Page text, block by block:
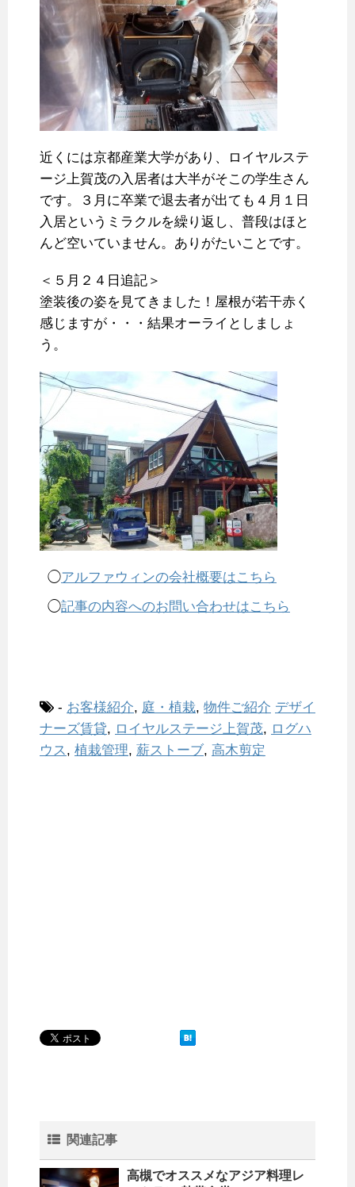
近くには京都産業大学があり、ロイヤルステ
ージ上賀茂の入居者は大半がそこの学生さん
です。３月に卒業で退去者が出ても４月１日
入居というミラクルを繰り返し、普段はほと
んど空いていません。ありがたいことです。
＜５月２４日追記＞
塗装後の姿を見てきました！屋根が若干赤く
感じますが・・・結果オーライとしましょ
う。
◯アルファウィンの会社概要はこちら
◯記事の内容へのお問い合わせはこちら
- お客様紹介, 庭・植栽, 物件ご紹介 デザイ
ナーズ賃貸, ロイヤルステージ上賀茂, ログハ
ウス, 植栽管理, 薪ストーブ, 高木剪定
関連記事
高槻でオススメなアジア料理レ